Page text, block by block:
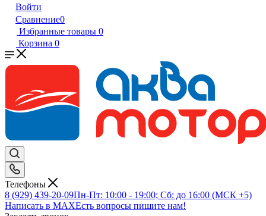
Войти
Сравнение0
Избранные товары 0
Корзина 0
Телефоны
8 (929) 439-20-09Пн-Пт: 10:00 - 19:00; Сб: до 16:00 (МСК +5)
Написать в MAXЕсть вопросы пишите нам!